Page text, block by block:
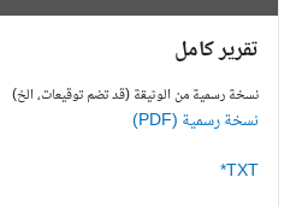
تقرير كامل
نسخة رسمية من الوثيقة (قد تضم توقيعات، الخ)
نسخة رسمية (PDF)
TXT*